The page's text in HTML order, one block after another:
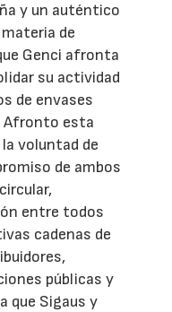
y un auténtico
de
Genci afronta
su actividad
de envases
Afronto esta
voluntad de
de ambos
entre todos
cadenas de
públicas y
que Sigaus y